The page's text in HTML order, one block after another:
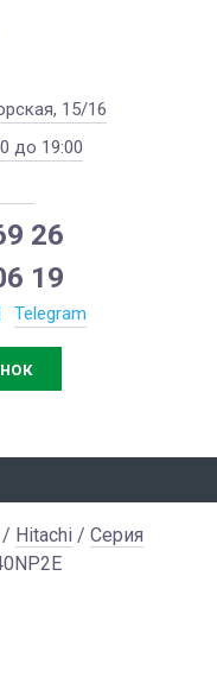
15/16
до 19:00
26
19
Telegram
/ Hitachi / Серия